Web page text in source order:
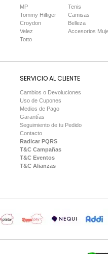
MP
Tommy Hilfiger
Croydon
Velez
Totto
Tenis
Camisas
Belleza
Accesorios
SERVICIO AL CLIENTE
Cambios o Devoluciones
Uso de Cupones
Medios de Pago
Garantías
Seguimiento de tu Pedido
Contacto
Radicar PQRS
T&C Campañas
T&C Eventos
T&C Alianzas